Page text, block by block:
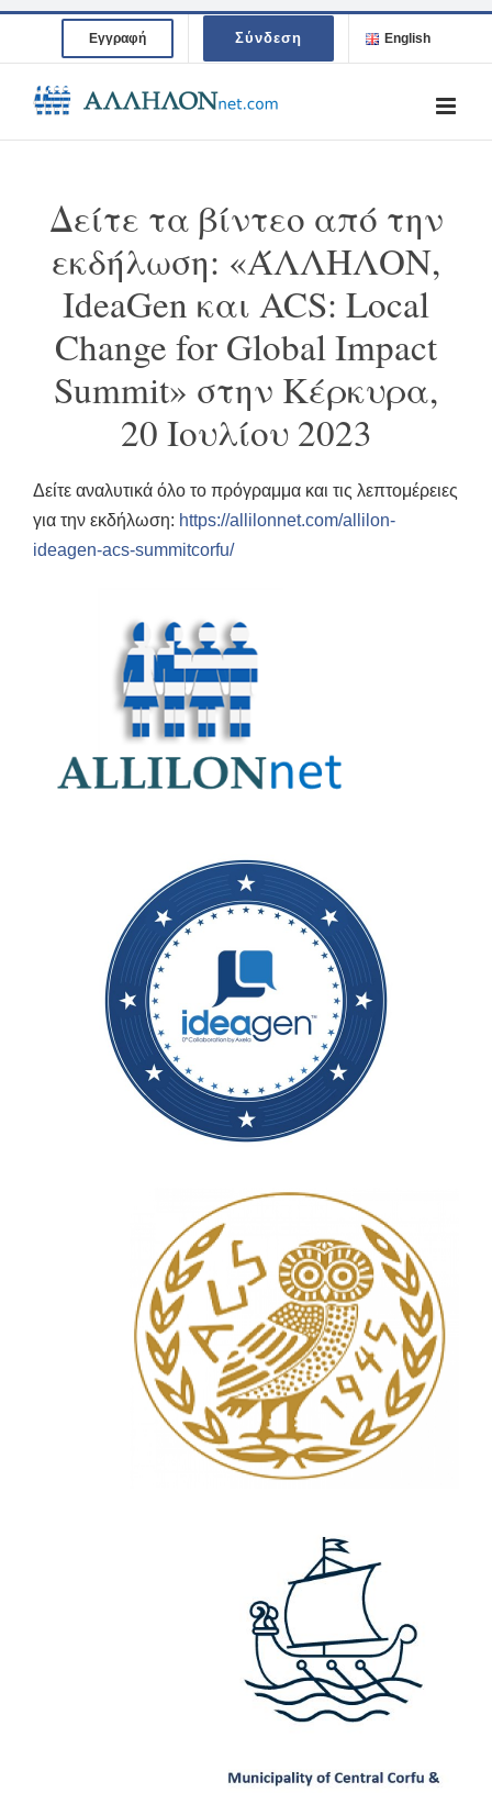
content
Εγγραφή Σύνδεση English
Δείτε τα βίντεο από την
εκδήλωση: «ΆΛΛΗΛΟΝ,
IdeaGen και ACS: Local
Change for Global Impact
Summit» στην Κέρκυρα,
20 Ιουλίου 2023
Δείτε αναλυτικά όλο το πρόγραμμα και τις λεπτομέρειες
για την εκδήλωση: https://allilonnet.com/allilon-
ideagen-acs-summitcorfu/